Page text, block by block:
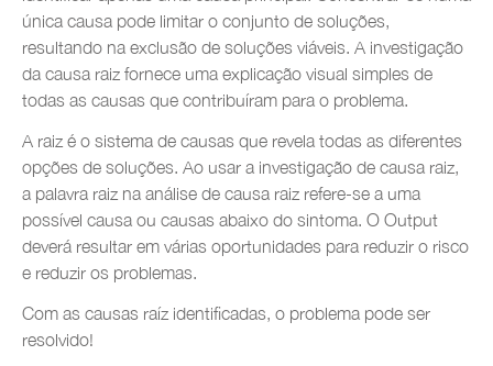
Formação e Coaching
Indústria alimentar e das bebidas
Indústria metalomecânica
Energias Renováveis
Indústria Química
Indústria de Plásticos
Roads and tolls management
Contactos
única causa pode limitar o conjunto de soluções,
resultando na exclusão de soluções viáveis. A investigação
da causa raiz fornece uma explicação visual simples de
todas as causas que contribuíram para o problema.
A raiz é o sistema de causas que revela todas as diferentes
opções de soluções. Ao usar a investigação de causa raiz,
a palavra raiz na análise de causa raiz refere-se a uma
possível causa ou causas abaixo do sintoma. O Output
deverá resultar em várias oportunidades para reduzir o risco
e reduzir os problemas.
Com as causas raíz identificadas, o problema pode ser
resolvido!